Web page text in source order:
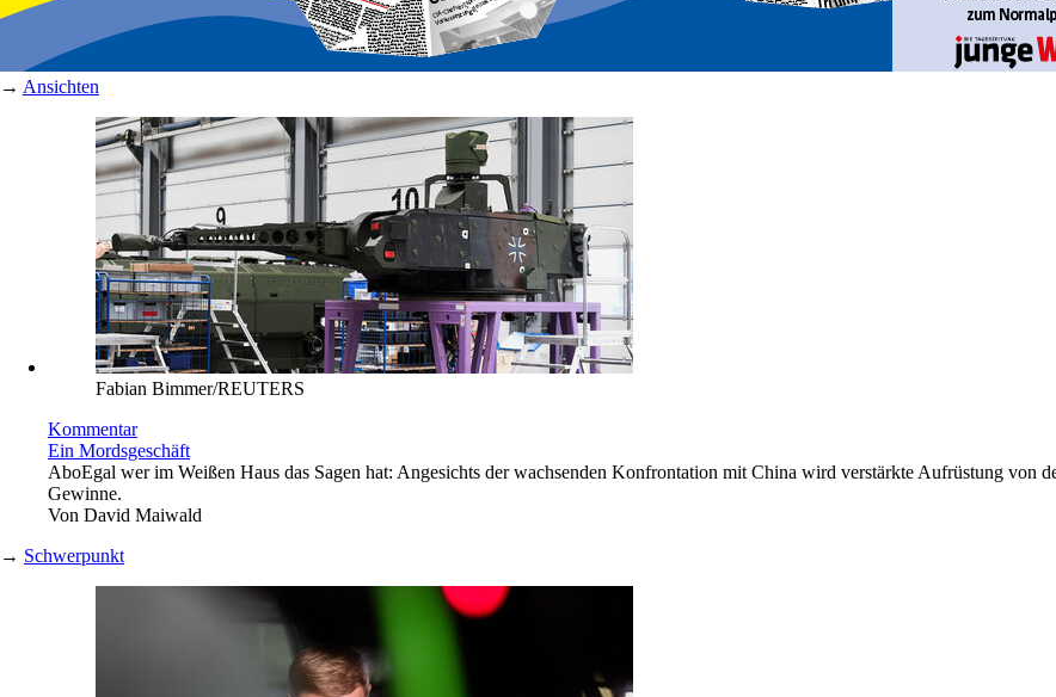
→ Ansichten
Fabian Bimmer/REUTERS
Kommentar
Ein Mordsgeschäft
AboEgal wer im Weißen Haus das Sagen hat: Angesichts der wachsenden Konfrontation mit China wird verstärkte Aufrüstung von
Gewinne.
Von David Maiwald
→ Schwerpunkt